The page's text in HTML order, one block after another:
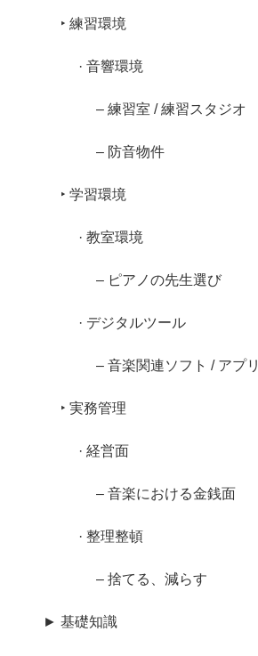
‣ 練習環境
· 音響環境
– 練習室 / 練習スタジオ
– 防音物件
‣ 学習環境
· 教室環境
– ピアノの先生選び
· デジタルツール
– 音楽関連ソフト / アプリ
‣ 実務管理
· 経営面
– 音楽における金銭面
· 整理整頓
– 捨てる、減らす
► 基礎知識